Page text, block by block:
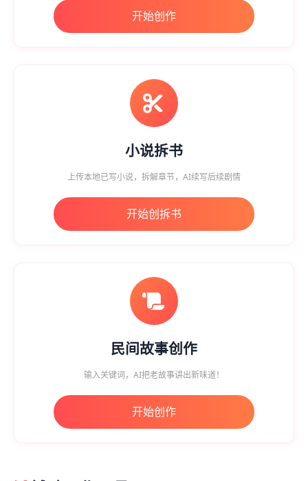
开始创作
小说拆书
上传本地已写小说，拆解章节，AI续写后续剧情
开始创拆书
民间故事创作
输入关键词，AI把老故事讲出新味道！
开始创作